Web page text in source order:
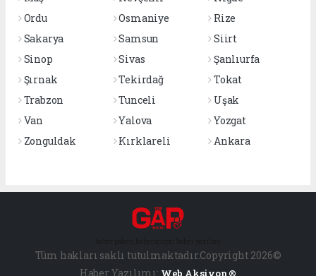
Ordu
Osmaniye
Rize
Sakarya
Samsun
Siirt
Sinop
Sivas
Şanlıurfa
Şırnak
Tekirdağ
Tokat
Trabzon
Tunceli
Uşak
Van
Yalova
Yozgat
Zonguldak
Kırklareli Ankara
Tüm hakları saklı tutulmaktadır.Copyright 2026©
Haber Yazılımı: Web Aksiyon ®